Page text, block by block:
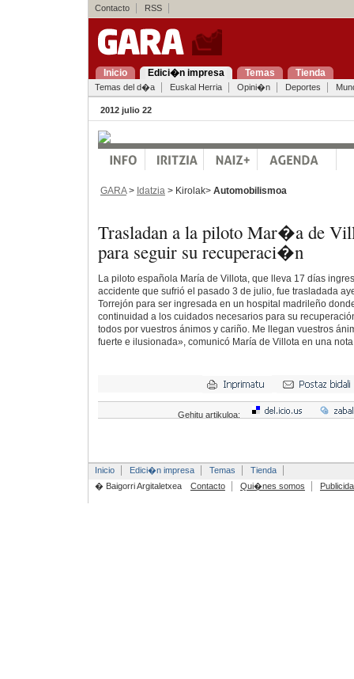
Contacto RSS
Inicio Edici�n impresa Temas Tienda
Temas del d�a Euskal Herria Opini�n Deportes
2012 julio 22
GARA> Idatzia > Kirolak> Automobilismoa
Trasladan a la piloto Mar�a de
para seguir su recuperaci�n
La piloto española María de Villota, que lleva 17 días
accidente que sufrió el pasado 3 de julio, fue trasladada
Torrejón para ser ingresada en un hospital madrileño
continuidad a los cuidados necesarios para su
todos por vuestros ánimos y cariño. Me llegan vuestros
fuerte e ilusionada», comunicó María de Villota en una
Gehitu artikuloa:
Inicio Edici�n impresa Temas
Tienda
� Baigorri Argitaletxea
Contacto Qui�nes somos